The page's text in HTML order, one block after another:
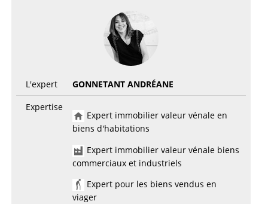
L'expert
GONNETANT ANDRÉANE
Expertise
Expert immobilier valeur vénale en
biens d'habitations
Expert immobilier valeur vénale biens
commerciaux et industriels
Expert pour les biens vendus en
viager